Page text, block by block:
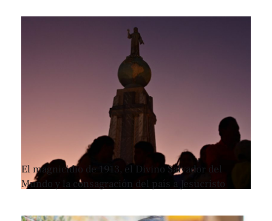
El magnicidio de 1913, el Divino Salvador del
Mundo y la consagración del país a Jesucristo